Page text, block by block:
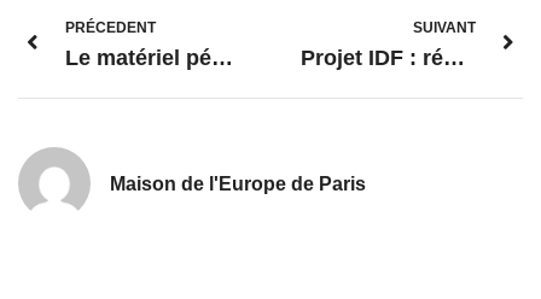
PRÉCEDENT
Le matériel pédagogique disponible au Centre Europe Direct Paris
SUIVANT
Projet IDF : réaménagement en écoquartier fluvial d’anciennes friches industrielles à L’Île-Saint-Denis
Maison de l'Europe de Paris